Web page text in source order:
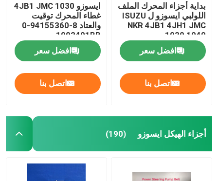
بداية أجزاء المحرك الملف
اللولبي ايسوزو ل ISUZU
NKR 4JB1 4JH1 JMC
1030 1040
افضل سعر
اتصل بنا
ايسوزو 4JB1 JMC 1030
غطاء المحرك توقيت
والعتاد 8-94155360-0
1002401BB
افضل سعر
اتصل بنا
أجزاء الهيكل ايسوزو (190)